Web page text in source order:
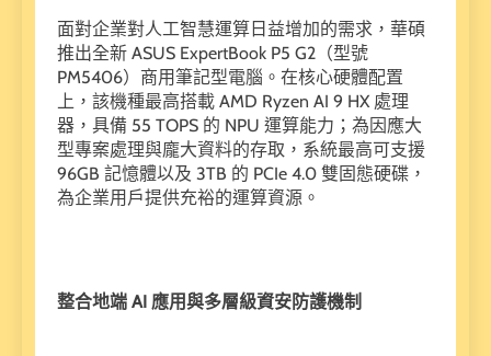
面對企業對人工智慧運算日益增加的需求，華碩
推出全新 ASUS ExpertBook P5 G2（型號
PM5406）商用筆記型電腦。在核心硬體配置
上，該機種最高搭載 AMD Ryzen AI 9 HX 處理
器，具備 55 TOPS 的 NPU 運算能力；為因應大
型專案處理與龐大資料的存取，系統最高可支援
96GB 記憶體以及 3TB 的 PCIe 4.0 雙固態硬碟，
為企業用戶提供充裕的運算資源。
整合地端 AI 應用與多層級資安防護機制